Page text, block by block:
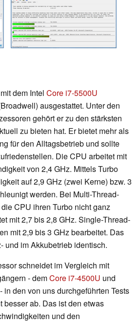
dem Intel Core i7-5500U
ausgestattet. Unter den
gehört er zu den stärksten
zu bieten hat. Er bietet mehr als
für den Alltagsbetrieb und sollte
Die CPU arbeitet mit
von 2,4 GHz. Mittels Turbo
auf 2,9 GHz (zwei Kerne) bzw. 3
werden. Bei Multi-Thread-
CPU ihren Turbo nicht ganz
mit 2,7 bis 2,8 GHz. Single-Thread-
mit 2,9 bis 3 GHz bearbeitet. Das
und im Akkubetrieb identisch.
schneidet im Vergleich mit
- demCore i7-4500U und
- in den von uns durchgeführten Tests
besser ab. Das ist den etwas
und den